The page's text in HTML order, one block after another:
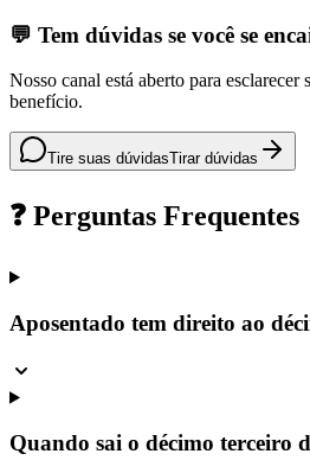
💬 Tem dúvidas se você se
Nosso canal está aberto para esclarecer
benefício.
Tire suas dúvidasTirar dúvidas
❓ Perguntas Frequentes
Aposentado tem direito ao
Quando sai o décimo terceiro